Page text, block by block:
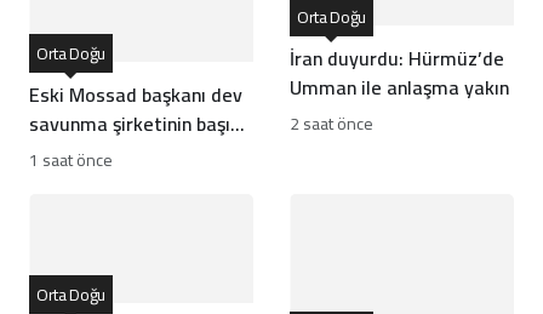
Eski Mossad başkanı dev
savunma şirketinin başına
geçti
Orta Doğu
1 saat önce
İran duyurdu: Hürmüz’de
Umman ile anlaşma yakın
Orta Doğu
2 saat önce
Orta Doğu